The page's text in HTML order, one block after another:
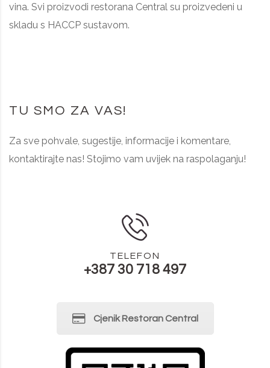
vina. Svi proizvodi restorana Central su proizvedeni u
skladu s HACCP sustavom.
TU SMO ZA VAS!
Za sve pohvale, sugestije, informacije i komentare,
kontaktirajte nas! Stojimo vam uvijek na raspolaganju!
TELEFON
+387 30 718 497
Cjenik Restoran Central